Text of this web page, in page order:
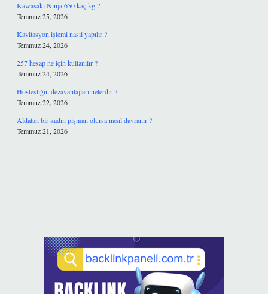
Kawasaki Ninja 650 kaç kg ?
Temmuz 25, 2026
Kavitasyon işlemi nasıl yapılır ?
Temmuz 24, 2026
257 hesap ne için kullanılır ?
Temmuz 24, 2026
Hostesliğin dezavantajları nelerdir ?
Temmuz 22, 2026
Aldatan bir kadın pişman olursa nasıl davranır ?
Temmuz 21, 2026